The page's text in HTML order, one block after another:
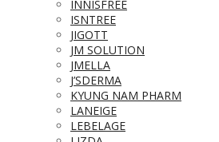
INNISFREE
ISNTREE
JIGOTT
JM SOLUTION
JMELLA
J’SDERMA
KYUNG NAM PHARM
LANEIGE
LEBELAGE